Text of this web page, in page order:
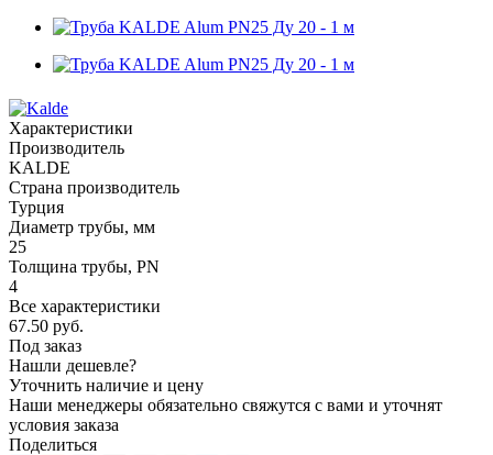
Характеристики
Производитель
KALDE
Страна производитель
Турция
Диаметр трубы, мм
25
Толщина трубы, PN
4
Все характеристики
67.50 руб.
Под заказ
Нашли дешевле?
Уточнить наличие и цену
Наши менеджеры обязательно свяжутся с вами и уточнят
условия заказа
Поделиться